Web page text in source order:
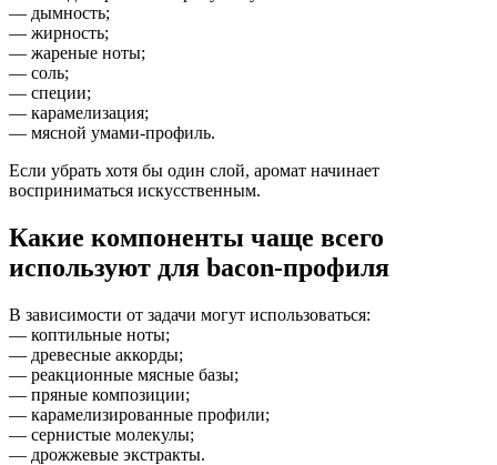
— дымность;
— жирность;
— жареные ноты;
— соль;
— специи;
— карамелизация;
— мясной умами-профиль.
Если убрать хотя бы один слой, аромат начинает
восприниматься искусственным.
Какие компоненты чаще всего
используют для bacon-профиля
В зависимости от задачи могут использоваться:
— коптильные ноты;
— древесные аккорды;
— реакционные мясные базы;
— пряные композиции;
— карамелизированные профили;
— сернистые молекулы;
— дрожжевые экстракты.